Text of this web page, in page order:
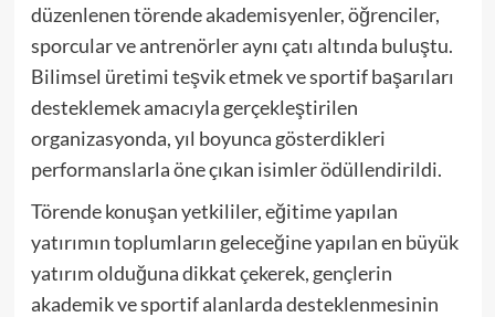
düzenlenen törende akademisyenler, öğrenciler,
sporcular ve antrenörler aynı çatı altında buluştu.
Bilimsel üretimi teşvik etmek ve sportif başarıları
desteklemek amacıyla gerçekleştirilen
organizasyonda, yıl boyunca gösterdikleri
performanslarla öne çıkan isimler ödüllendirildi.
Törende konuşan yetkililer, eğitime yapılan
yatırımın toplumların geleceğine yapılan en büyük
yatırım olduğuna dikkat çekerek, gençlerin
akademik ve sportif alanlarda desteklenmesinin